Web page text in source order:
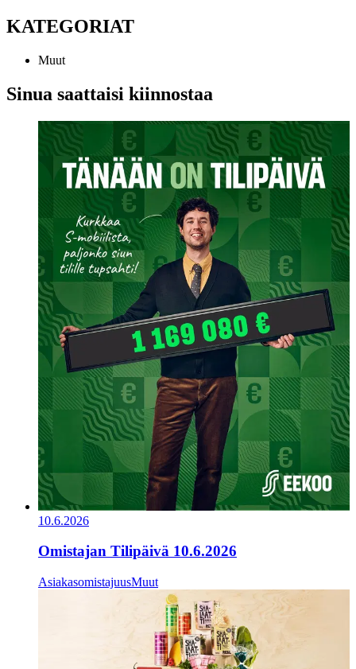
KATEGORIAT
Muut
Sinua saattaisi kiinnostaa
10.6.2026
Omistajan Tilipäivä 10.6.2026
AsiakasomistajuusMuut